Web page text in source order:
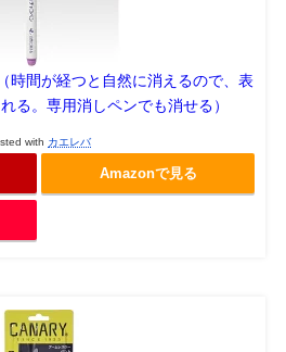
時間が経つと自然に消えるので、表
る。専用消しペンでも消せる）
with カエレバ
Amazonで見る